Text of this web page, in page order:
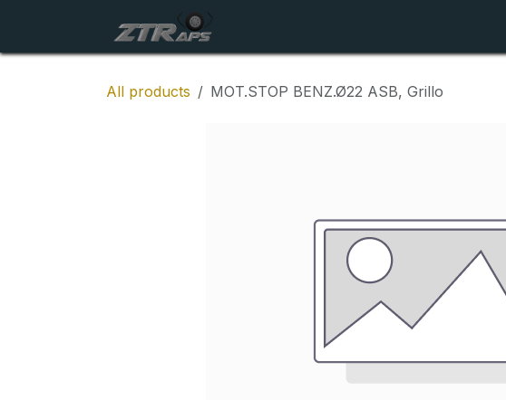
All products MOT.STOP BENZ.Ø22 ASB, Grillo